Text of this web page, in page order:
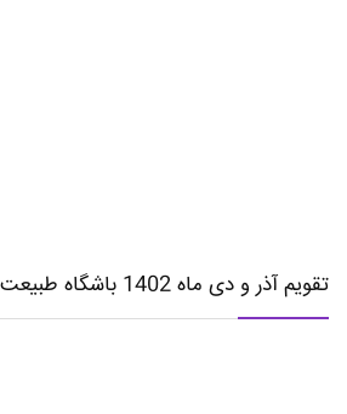
تقویم آذر و دی ماه 1402 باشگاه طبیعت دوست شیراز